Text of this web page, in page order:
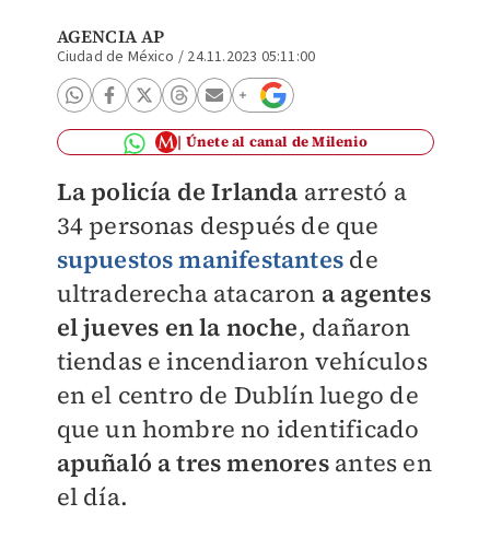
AGENCIA AP
Ciudad de México / 24.11.2023 05:11:00
Únete al canal de Milenio
La policía de Irlanda arrestó a
34 personas después de que
supuestos manifestantes de
ultraderecha atacaron a agentes
el jueves en la noche, dañaron
tiendas e incendiaron vehículos
en el centro de Dublín luego de
que un hombre no identificado
apuñaló a tres menoresantes en
el día.